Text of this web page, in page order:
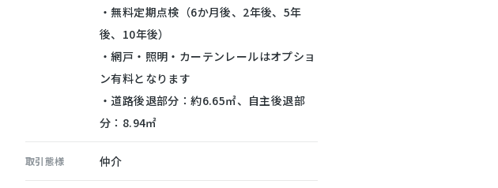
・無料定期点検（6か月後、2年後、5年
後、10年後）
・網戸・照明・カーテンレールはオプショ
ン有料となります
・道路後退部分：約6.65㎡、自主後退部
分：8.94㎡
取引態様 仲介